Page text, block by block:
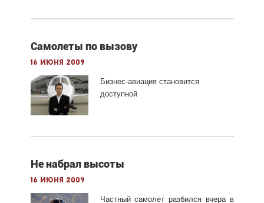
Самолеты по вызову
16 июня 2009
Бизнес-авиация становится
доступной
Не набрал высоты
16 июня 2009
Частный самолет разбился вчера в